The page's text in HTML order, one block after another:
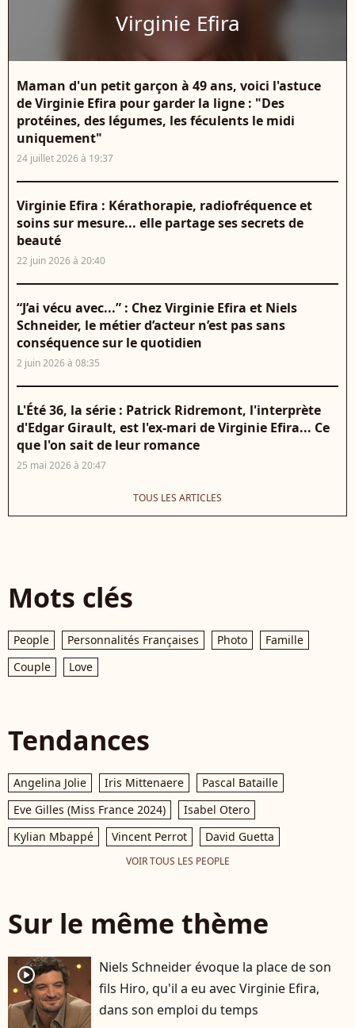
Virginie Efira
Maman d'un petit garçon à 49 ans, voici l'astuce
de Virginie Efira pour garder la ligne : "Des
protéines, des légumes, les féculents le midi
uniquement"
24 juillet 2026 à 19:37
Virginie Efira : Kérathorapie, radiofréquence et
soins sur mesure... elle partage ses secrets de
beauté
22 juin 2026 à 20:40
“J’ai vécu avec...” : Chez Virginie Efira et Niels
Schneider, le métier d’acteur n’est pas sans
conséquence sur le quotidien
2 juin 2026 à 08:35
L'Été 36, la série : Patrick Ridremont, l'interprète
d'Edgar Girault, est l'ex-mari de Virginie Efira... Ce
que l'on sait de leur romance
25 mai 2026 à 20:47
TOUS LES ARTICLES
Mots clés
People Personnalités Françaises Photo
Famille
Couple
Love
Tendances
Angelina Jolie Iris Mittenaere
Pascal Bataille
Eve Gilles (Miss France 2024)
Isabel Otero
Kylian Mbappé
Vincent Perrot David Guetta
VOIR TOUS LES PEOPLE
Sur le même thème
player2
Niels Schneider évoque la place de son
fils Hiro, qu'il a eu avec Virginie Efira,
dans son emploi du temps